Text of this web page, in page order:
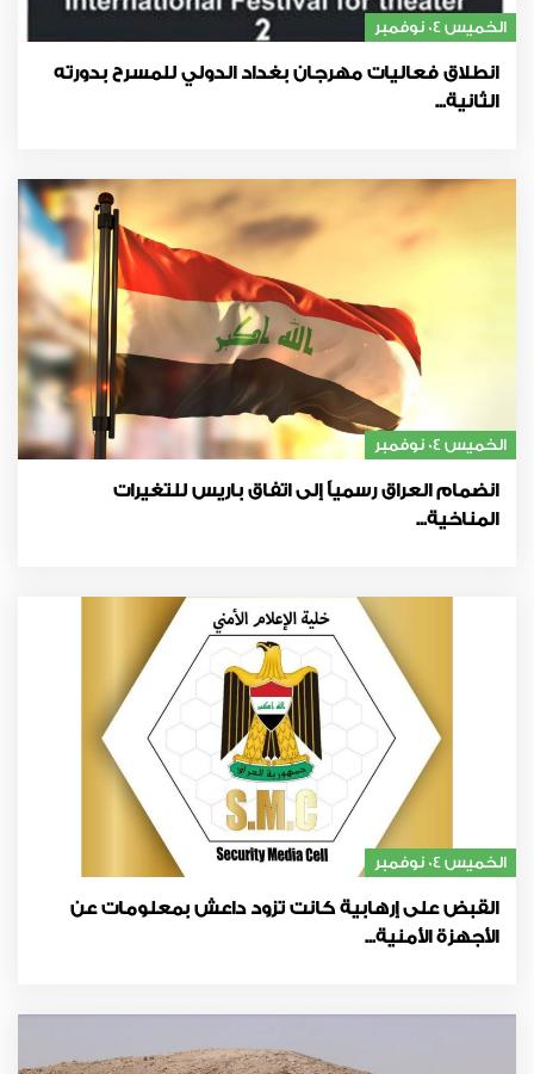
الخميس 04 نوفمبر
انطلاق فعاليات مهرجان بغداد الدولي للمسرح بدورته
الثانية...
الخميس 04 نوفمبر
انضمام العراق رسمياً إلى اتفاق باريس للتغيرات
المناخية...
الخميس 04 نوفمبر
القبض على إرهابية كانت تزود داعش بمعلومات عن
الأجهزة الأمنية...